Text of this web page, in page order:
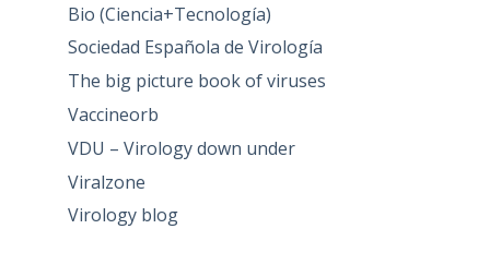
Bio (Ciencia+Tecnología)
Sociedad Española de Virología
The big picture book of viruses
Vaccineorb
VDU – Virology down under
Viralzone
Virology blog